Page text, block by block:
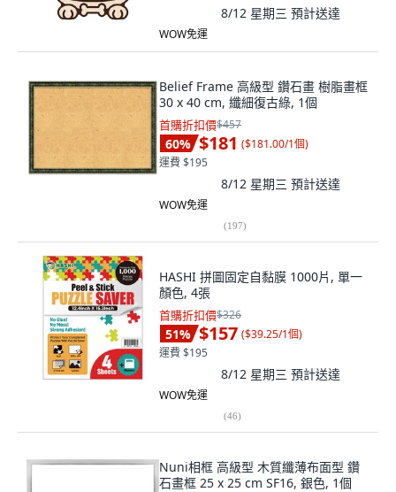
8/12 星期三 預計送達
WOW免運
Belief Frame 高級型 鑽石畫 樹脂畫框
30 x 40 cm, 纖細復古綠, 1個
首購折扣價$457
60% $181 ($181.00/1個)
運費 $195
8/12 星期三 預計送達
WOW免運
(197)
HASHI 拼圖固定自黏膜 1000片, 單一
顏色, 4張
首購折扣價$326
51% $157 ($39.25/1個)
運費 $195
8/12 星期三 預計送達
WOW免運
(46)
Nuni相框 高級型 木質纖薄布面型 鑽
石畫框 25 x 25 cm SF16, 銀色, 1個